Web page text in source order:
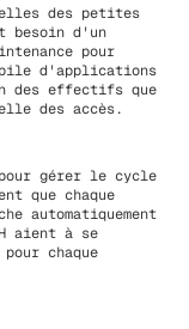
des petites
besoin d'un
pour
d'applications
des effectifs que
des accès.
gérer le cycle
que chaque
automatiquement
aient à se
chaque